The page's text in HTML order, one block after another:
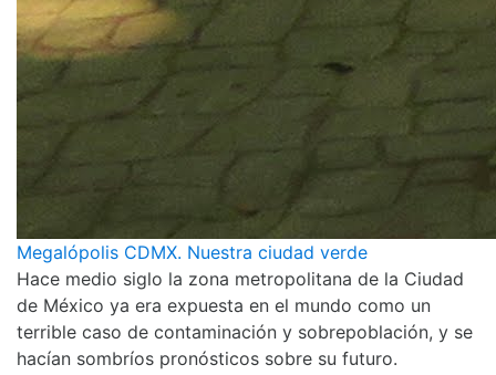
Megalópolis CDMX. Nuestra ciudad verde
Hace medio siglo la zona metropolitana de la Ciudad
de México ya era expuesta en el mundo como un
terrible caso de contaminación y sobrepoblación, y se
hacían sombríos pronósticos sobre su futuro.